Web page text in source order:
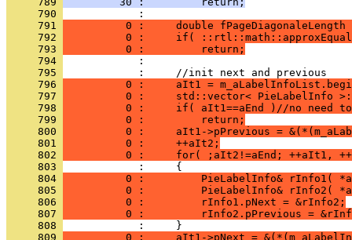
     790
     791
0 :     double
     792
0 :     if(
     793
          0 :         return;
     794
     795
     796
0 :     aIt1 =
     797
0 :     std::vector< PieLabelInfo
     798
0 :     if( aIt1==aEnd )//no need
     799
          0 :         return;
     800
0 :     aIt1->pPrevious =
     801
          0 :     ++aIt2;
     802
0 :     for( ;aIt2!=aEnd; ++aIt1,
     803
     804
0 :         PieLabelInfo& rInfo1(
     805
0 :         PieLabelInfo& rInfo2(
     806
          0 :         rInfo1.pNext = &rInfo2;
     807
0 :         rInfo2.pPrevious =
     808
     809
0 :     aIt1->pNext =